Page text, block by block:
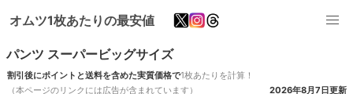
オムツ1枚あたりの最安値
パンツ スーパービッグサイズ
割引後にポイントと送料を含めた実質価格で1枚あたりを計算！
（本ページのリンクには広告が含まれています）
2026年8月7日更新